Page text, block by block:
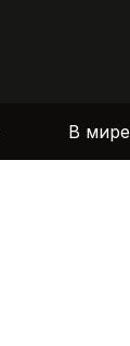
В мире